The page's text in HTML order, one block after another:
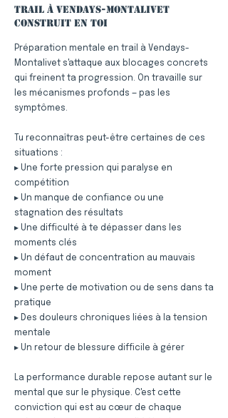
trail à Vendays-Montalivet
construit en toi
Préparation mentale en trail à Vendays-
Montalivet s'attaque aux blocages concrets
qui freinent ta progression. On travaille sur
les mécanismes profonds — pas les
symptômes.
Tu reconnaîtras peut-être certaines de ces
situations :
▸ Une forte pression qui paralyse en
compétition
▸ Un manque de confiance ou une
stagnation des résultats
▸ Une difficulté à te dépasser dans les
moments clés
▸ Un défaut de concentration au mauvais
moment
▸ Une perte de motivation ou de sens dans ta
pratique
▸ Des douleurs chroniques liées à la tension
mentale
▸ Un retour de blessure difficile à gérer
La performance durable repose autant sur le
mental que sur le physique. C'est cette
conviction qui est au cœur de chaque